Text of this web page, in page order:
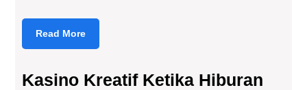
Read MoreRead
More
Kasino Kreatif Ketika Hiburan